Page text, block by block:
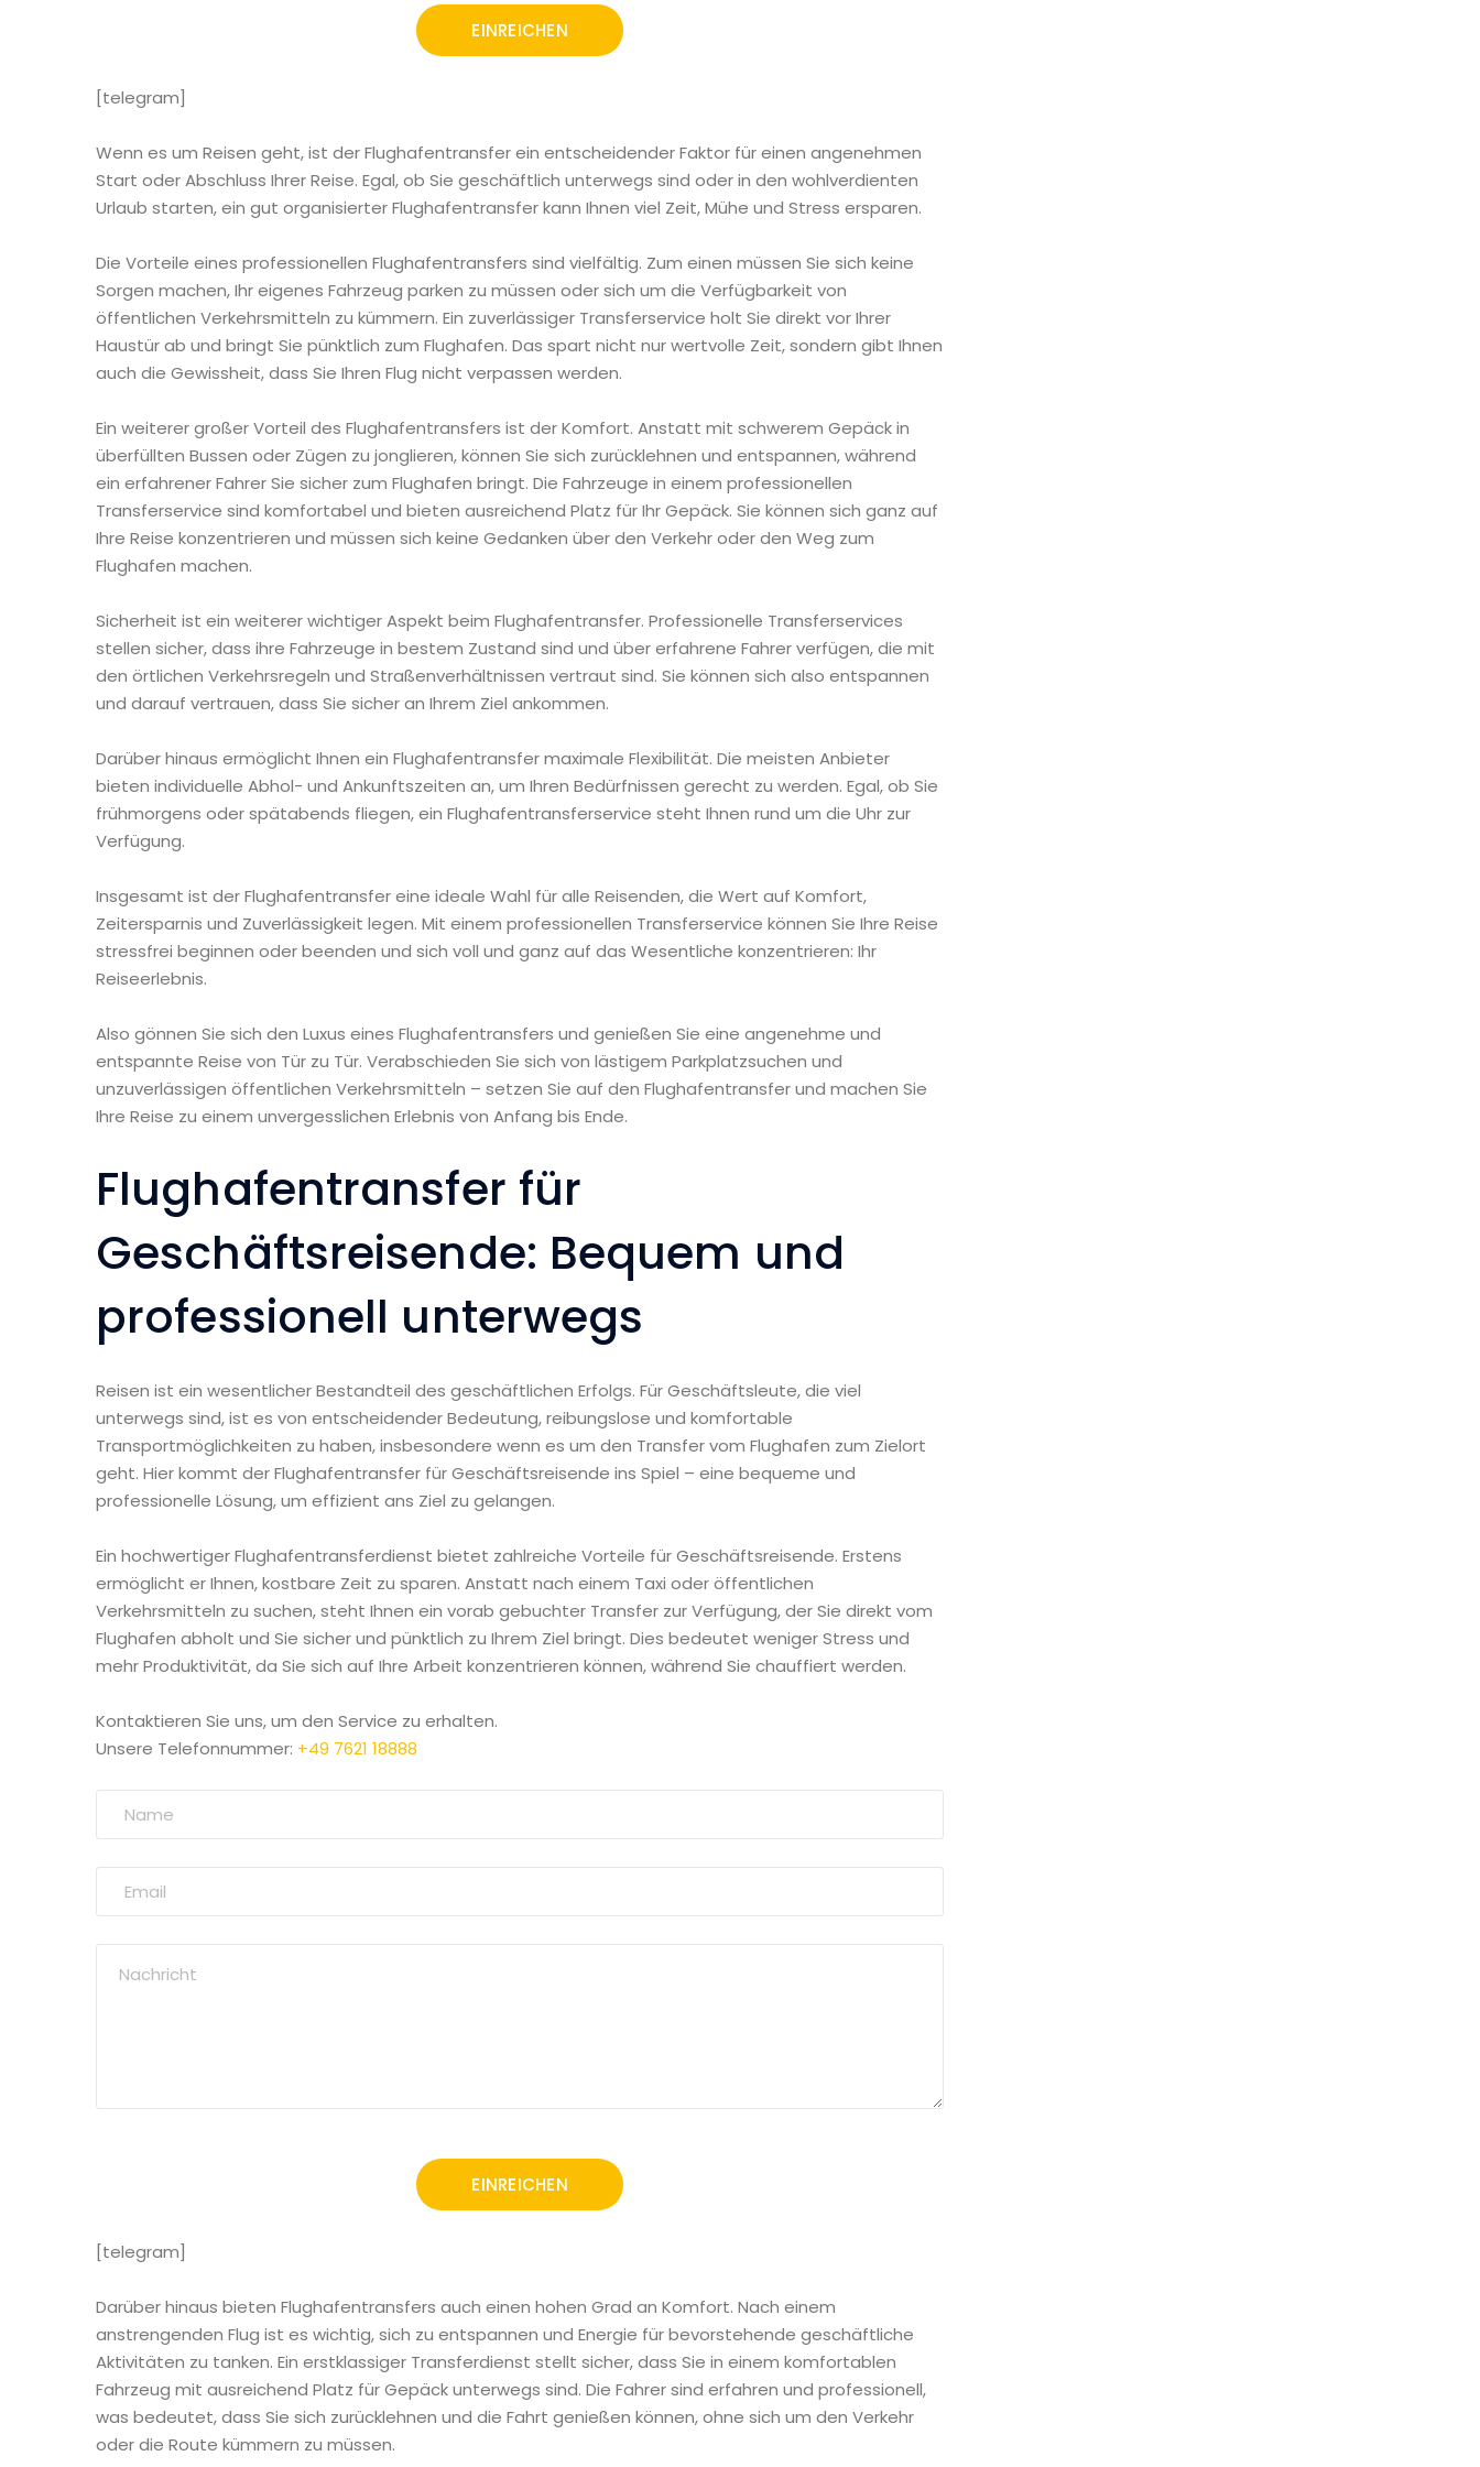
[telegram]
Wenn es um Reisen geht, ist der Flughafentransfer ein entscheidender Faktor für einen angenehmen
Start oder Abschluss Ihrer Reise. Egal, ob Sie geschäftlich unterwegs sind oder in den wohlverdienten
Urlaub starten, ein gut organisierter Flughafentransfer kann Ihnen viel Zeit, Mühe und Stress ersparen.
Die Vorteile eines professionellen Flughafentransfers sind vielfältig. Zum einen müssen Sie sich keine
Sorgen machen, Ihr eigenes Fahrzeug parken zu müssen oder sich um die Verfügbarkeit von
öffentlichen Verkehrsmitteln zu kümmern. Ein zuverlässiger Transferservice holt Sie direkt vor Ihrer
Haustür ab und bringt Sie pünktlich zum Flughafen. Das spart nicht nur wertvolle Zeit, sondern gibt Ihnen
auch die Gewissheit, dass Sie Ihren Flug nicht verpassen werden.
Ein weiterer großer Vorteil des Flughafentransfers ist der Komfort. Anstatt mit schwerem Gepäck in
überfüllten Bussen oder Zügen zu jonglieren, können Sie sich zurücklehnen und entspannen, während
ein erfahrener Fahrer Sie sicher zum Flughafen bringt. Die Fahrzeuge in einem professionellen
Transferservice sind komfortabel und bieten ausreichend Platz für Ihr Gepäck. Sie können sich ganz auf
Ihre Reise konzentrieren und müssen sich keine Gedanken über den Verkehr oder den Weg zum
Flughafen machen.
Sicherheit ist ein weiterer wichtiger Aspekt beim Flughafentransfer. Professionelle Transferservices
stellen sicher, dass ihre Fahrzeuge in bestem Zustand sind und über erfahrene Fahrer verfügen, die mit
den örtlichen Verkehrsregeln und Straßenverhältnissen vertraut sind. Sie können sich also entspannen
und darauf vertrauen, dass Sie sicher an Ihrem Ziel ankommen.
Darüber hinaus ermöglicht Ihnen ein Flughafentransfer maximale Flexibilität. Die meisten Anbieter
bieten individuelle Abhol- und Ankunftszeiten an, um Ihren Bedürfnissen gerecht zu werden. Egal, ob Sie
frühmorgens oder spätabends fliegen, ein Flughafentransferservice steht Ihnen rund um die Uhr zur
Verfügung.
Insgesamt ist der Flughafentransfer eine ideale Wahl für alle Reisenden, die Wert auf Komfort,
Zeitersparnis und Zuverlässigkeit legen. Mit einem professionellen Transferservice können Sie Ihre Reise
stressfrei beginnen oder beenden und sich voll und ganz auf das Wesentliche konzentrieren: Ihr
Reiseerlebnis.
Also gönnen Sie sich den Luxus eines Flughafentransfers und genießen Sie eine angenehme und
entspannte Reise von Tür zu Tür. Verabschieden Sie sich von lästigem Parkplatzsuchen und
unzuverlässigen öffentlichen Verkehrsmitteln – setzen Sie auf den Flughafentransfer und machen Sie
Ihre Reise zu einem unvergesslichen Erlebnis von Anfang bis Ende.
Flughafentransfer für
Geschäftsreisende: Bequem und
professionell unterwegs
Reisen ist ein wesentlicher Bestandteil des geschäftlichen Erfolgs. Für Geschäftsleute, die viel
unterwegs sind, ist es von entscheidender Bedeutung, reibungslose und komfortable
Transportmöglichkeiten zu haben, insbesondere wenn es um den Transfer vom Flughafen zum Zielort
geht. Hier kommt der Flughafentransfer für Geschäftsreisende ins Spiel – eine bequeme und
professionelle Lösung, um effizient ans Ziel zu gelangen.
Ein hochwertiger Flughafentransferdienst bietet zahlreiche Vorteile für Geschäftsreisende. Erstens
ermöglicht er Ihnen, kostbare Zeit zu sparen. Anstatt nach einem Taxi oder öffentlichen
Verkehrsmitteln zu suchen, steht Ihnen ein vorab gebuchter Transfer zur Verfügung, der Sie direkt vom
Flughafen abholt und Sie sicher und pünktlich zu Ihrem Ziel bringt. Dies bedeutet weniger Stress und
mehr Produktivität, da Sie sich auf Ihre Arbeit konzentrieren können, während Sie chauffiert werden.
Kontaktieren Sie uns, um den Service zu erhalten.
Unsere Telefonnummer: +49 7621 18888
[telegram]
Darüber hinaus bieten Flughafentransfers auch einen hohen Grad an Komfort. Nach einem
anstrengenden Flug ist es wichtig, sich zu entspannen und Energie für bevorstehende geschäftliche
Aktivitäten zu tanken. Ein erstklassiger Transferdienst stellt sicher, dass Sie in einem komfortablen
Fahrzeug mit ausreichend Platz für Gepäck unterwegs sind. Die Fahrer sind erfahren und professionell,
was bedeutet, dass Sie sich zurücklehnen und die Fahrt genießen können, ohne sich um den Verkehr
oder die Route kümmern zu müssen.